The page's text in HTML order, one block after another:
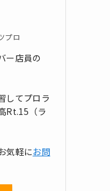
プロ
ー店員の
してプロラ
Rt.15（ラ
気軽にお問